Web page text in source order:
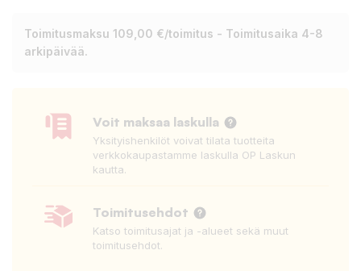
Toimitusmaksu 109,00 €/toimitus - Toimitusaika 4-8
arkipäivää.
Voit maksaa laskulla
Yksityishenkilöt voivat tilata tuotteita
verkkokaupastamme laskulla OP Laskun
kautta.
Toimitusehdot
Katso toimitusajat ja -alueet sekä muut
toimitusehdot.